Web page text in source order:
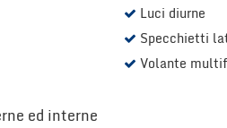
Luci diurne
Specchietti
Volante
ed interne